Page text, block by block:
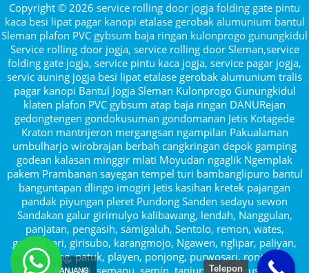
Copyright © 2026 service rolling door jogja folding gate pintu
kaca besi lipat pagar kanopi etalase gerobak alumunium bantul
Sleman plafon PVC gybsum baja ringan kulonprogo gunungkidul
Service rolling door jogja, service rolling door Sleman,service
folding gate jogja, service pintu kaca jogja, service pagar jogja,
servic auning jogja besi lipat etalase gerobak alumunium tralis
pagar kanopi Bantul Jogja Sleman Kulonprogo Gunungkidul
klaten plafon PVC gybsum atap baja ringan DANURejan
gedongtengen gondokusuman gondomanan Jetis Kotagede
Kraton mantrijeron mergangsan ngampilan Pakualaman
umbulharjo wirobrajan berbah cangkringan depok gamping
godean kalasan minggir mlati Moyudan ngaglik Ngemplak
pakem Prambanan sayegan tempel turi bambanglipuro bantul
banguntapan dlingo imogiri Jetis kasihan kretek pajangan
pandak piyungan pleret Pundong Sanden sedayu sewon
Sandakan galur girimulyo kalibawang, lendah, Nanggulan,
panjatan, pengasih, samigaluh, Sentolo, remon, wates,
gedangsari, girisubo, karangmojo, Ngawen, nglipar, paliyan,
panggang, patuk, playen, ponjong, purwosari, rongkop,
Telepon